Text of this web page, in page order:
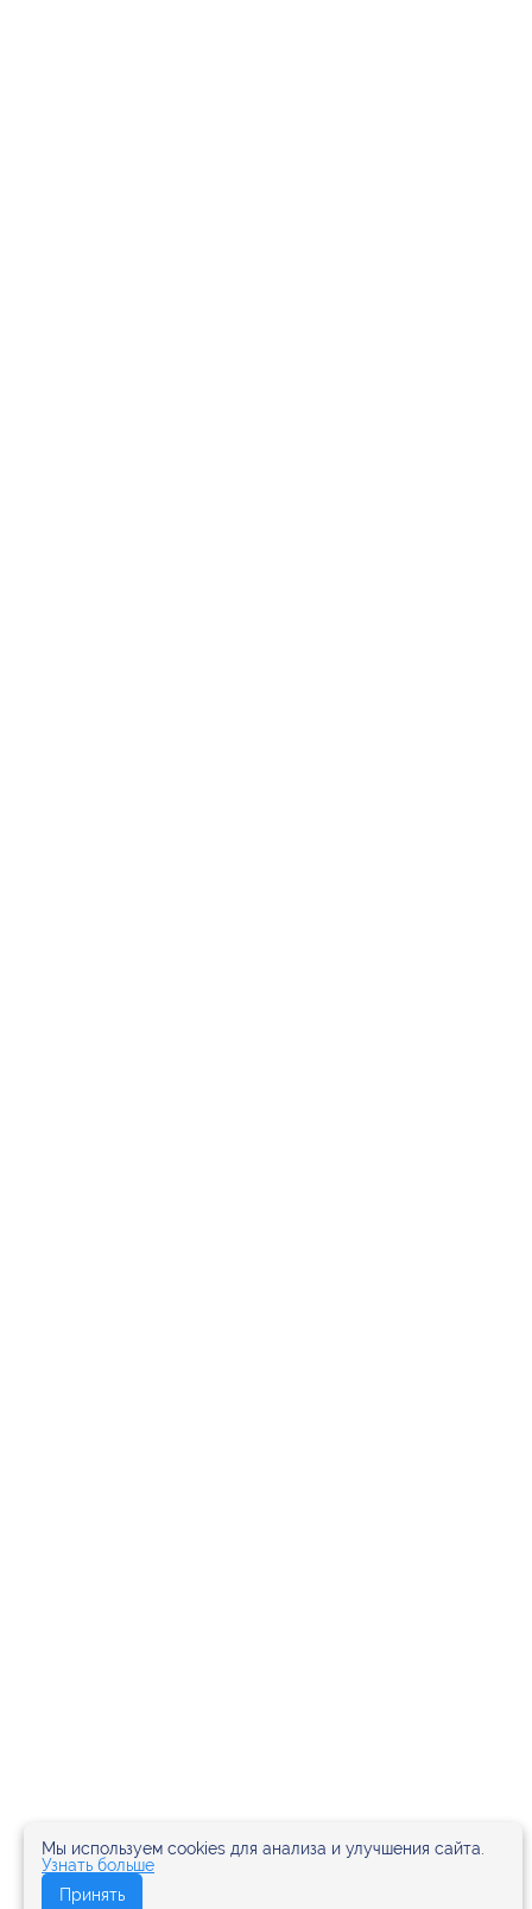
Мы используем cookies для анализа и улучшения сайта.
Узнать больше
Принять